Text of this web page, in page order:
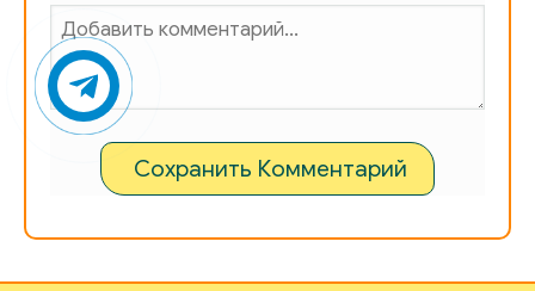
08_06
08_07
08_08
08_10
08_11
Сохранить Комментарий